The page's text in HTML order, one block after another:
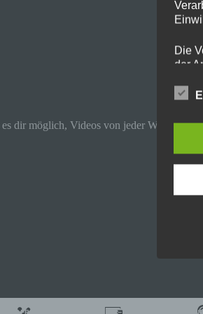
dir möglich, Videos von jeder Webseite
Die
der
und
uns
Wir
und